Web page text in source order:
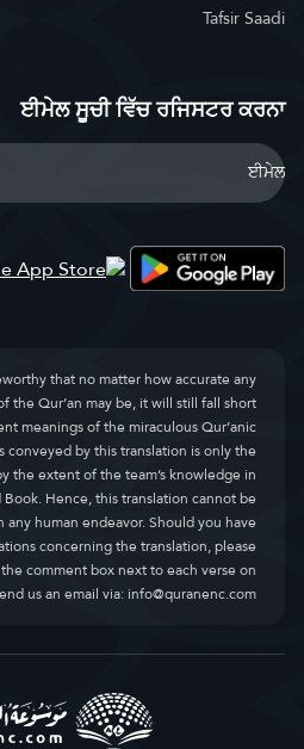
Tafsir Saadi
ਈਮੇਲ ਸੂਚੀ ਵਿੱਚ ਰਜਿਸਟਰ ਕਰਨਾ
that no matter how accurate any
the Qur’an may be, it will still fall short
meanings of the miraculous Qur’anic
by this translation is only the
the extent of the team’s knowledge in
Hence, this translation cannot be
any human endeavor. Should you have
concerning the translation, please
comment box next to each verse on
us an email via:info@quranenc.com